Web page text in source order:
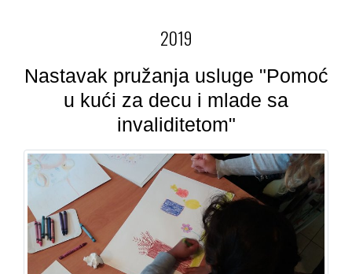
2019
Nastavak pružanja usluge "Pomoć
u kući za decu i mlade sa
invaliditetom"